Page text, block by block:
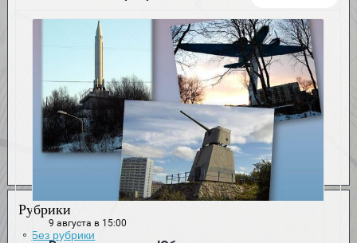
Рубрики
Без рубрики